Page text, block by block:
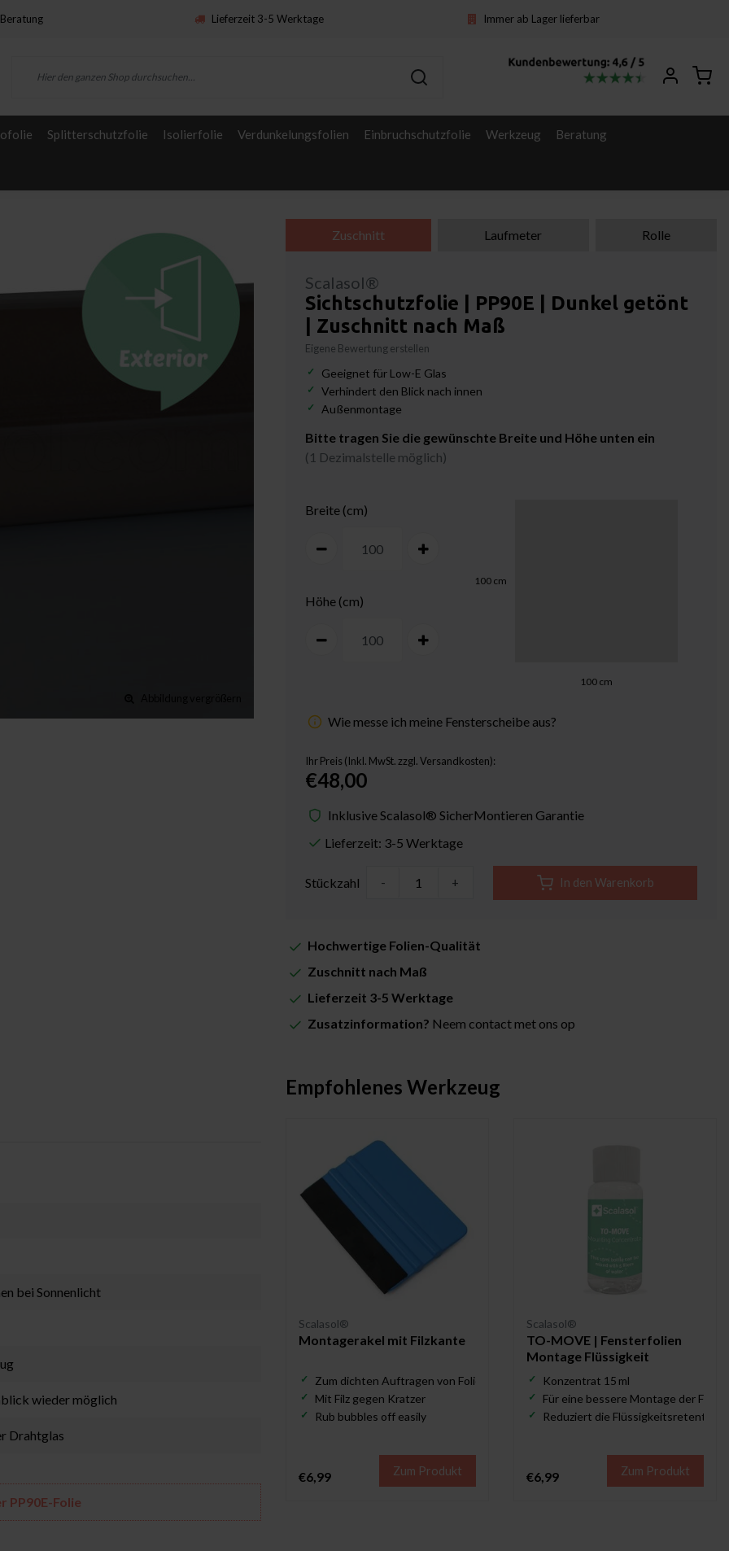
Lieferzeit 3-5 Werktage Immer ab Lager lieferbar
Splitterschutzfolie Isolierfolie Verdunkelungsfolien Einbruchschutzfolie Werkzeug Beratung
Zuschnitt Laufmeter Rolle
Scalasol®
Sichtschutzfolie | PP90E | Dunkel getönt
| Zuschnitt nach Maß
Eigene Bewertung erstellen
Geeignet für Low-E Glas
Verhindert den Blick nach innen
Außenmontage
Bitte tragen Sie die gewünschte Breite und Höhe unten ein
(1 Dezimalstelle möglich)
Breite (cm)
Höhe (cm)
100 cm
100 cm
Wie messe ich meine Fensterscheibe aus?
Ihr Preis (Inkl. MwSt. zzgl. Versandkosten):
€48,00
Inklusive Scalasol® SicherMontieren Garantie
Lieferzeit: 3-5 Werktage
Stückzahl - + In den Warenkorb
Hochwertige Folien-Qualität
Zuschnitt nach Maß
Lieferzeit 3-5 Werktage
Zusatzinformation? Neem contact met ons op
bei Sonnenlicht
wieder möglich
Drahtglas
PP90E-Folie
Empfohlenes Werkzeug
Scalasol®
Montagerakel mit Filzkante
Zum dichten Auftragen von Folie
Mit Filz gegen Kratzer
Rub bubbles off easily
€6,99 Zum Produkt
Scalasol®
TO-MOVE | Fensterfolien
Montage Flüssigkeit
Konzentrat 15 ml
Für eine bessere Montage der Folie
Reduziert die Flüssigkeitsretention
€6,99 Zum Produkt